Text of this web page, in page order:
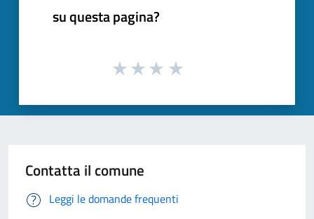
su questa pagina?
Contatta il comune
Leggi le domande frequenti